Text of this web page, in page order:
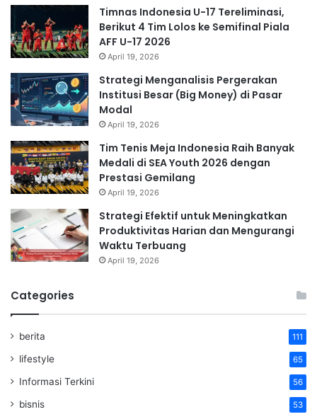
Timnas Indonesia U-17 Tereliminasi,
Berikut 4 Tim Lolos ke Semifinal Piala
AFF U-17 2026
April 19, 2026
Strategi Menganalisis Pergerakan
Institusi Besar (Big Money) di Pasar
Modal
April 19, 2026
Tim Tenis Meja Indonesia Raih Banyak
Medali di SEA Youth 2026 dengan
Prestasi Gemilang
April 19, 2026
Strategi Efektif untuk Meningkatkan
Produktivitas Harian dan Mengurangi
Waktu Terbuang
April 19, 2026
Categories
berita 111
lifestyle 65
Informasi Terkini 56
bisnis 53